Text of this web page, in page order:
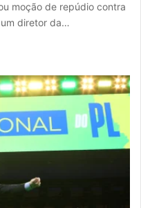
moção de repúdio contra
diretor da…